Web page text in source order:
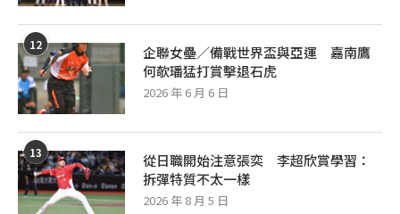
12
企聯女壘／備戰世界盃與亞運 嘉南鷹
何欹璠猛打賞擊退石虎
2026 年 6 月 6 日
13
從日職開始注意張奕 李超欣賞學習：
拆彈特質不太一樣
2026 年 8 月 5 日